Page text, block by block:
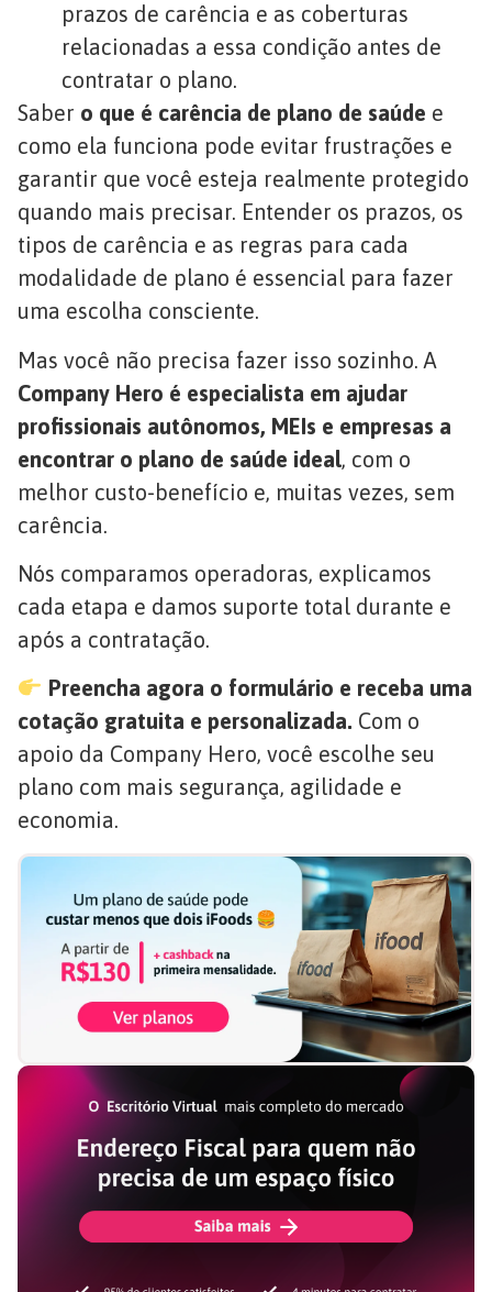
prazos de carência e as coberturas
relacionadas a essa condição antes de
contratar o plano.
Saber o que é carência de plano de saúde e
como ela funciona pode evitar frustrações e
garantir que você esteja realmente protegido
quando mais precisar. Entender os prazos, os
tipos de carência e as regras para cada
modalidade de plano é essencial para fazer
uma escolha consciente.
Mas você não precisa fazer isso sozinho. A
Company Hero é especialista em ajudar
profissionais autônomos, MEIs e empresas a
encontrar o plano de saúde ideal, com o
melhor custo-benefício e, muitas vezes, sem
carência.
Nós comparamos operadoras, explicamos
cada etapa e damos suporte total durante e
após a contratação.
Preencha agora o formulário e receba uma
cotação gratuita e personalizada. Com o
apoio da Company Hero, você escolhe seu
plano com mais segurança, agilidade e
economia.